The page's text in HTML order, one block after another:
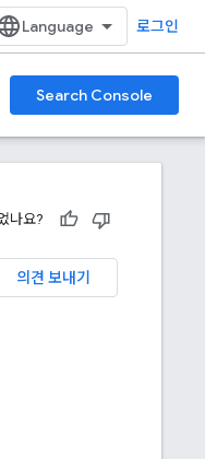
로그인
Search Console
나요?
의견 보내기